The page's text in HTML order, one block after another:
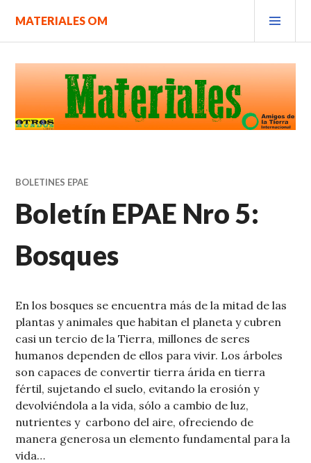
contenido.
MATERIALES OM
BOLETINES EPAE
Boletín EPAE Nro 5:
Bosques
En los bosques se encuentra más de la mitad de las
plantas y animales que habitan el planeta y cubren
casi un tercio de la Tierra, millones de seres
humanos dependen de ellos para vivir. Los árboles
son capaces de convertir tierra árida en tierra
fértil, sujetando el suelo, evitando la erosión y
devolviéndola a la vida, sólo a cambio de luz,
nutrientes y carbono del aire, ofreciendo de
manera generosa un elemento fundamental para la
vida…